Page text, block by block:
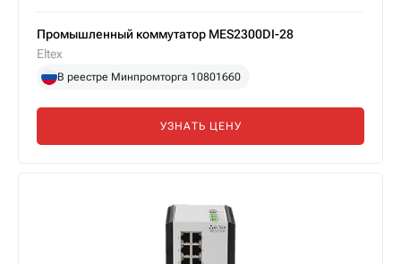
Промышленный коммутатор MES2300DI-28
Eltex
В реестре Минпромторга 10801660
УЗНАТЬ ЦЕНУ